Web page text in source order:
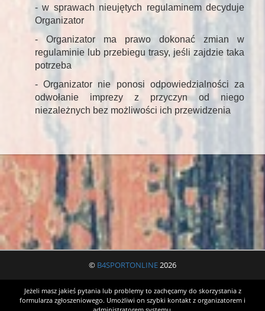
- w sprawach nieujętych regulaminem decyduje
Organizator
- Organizator ma prawo dokonać zmian w
regulaminie lub przebiegu trasy, jeśli zajdzie taka
potrzeba
- Organizator nie ponosi odpowiedzialności za
odwołanie imprezy z przyczyn od niego
niezależnych bez możliwości ich przewidzenia
© B4SPORTONLINE2026
Jeżeli masz jakieś pytania lub problemy to zachęcamy do skorzystania z
formularza zgłoszeniowego. Umożliwi on szybki kontakt z organizatorem i